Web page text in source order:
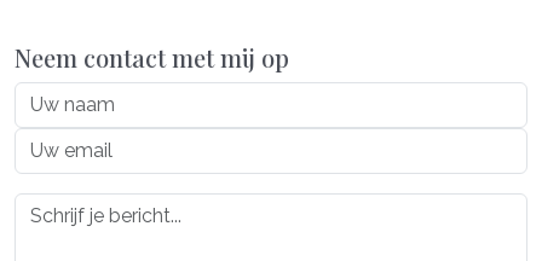
Neem contact met mij op